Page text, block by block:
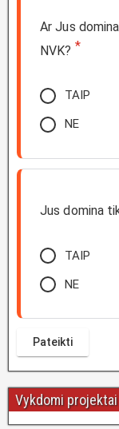
Ar Jus
NVK? *
TAIP
NE
Jus domina
TAIP
NE
Vykdomi projektai